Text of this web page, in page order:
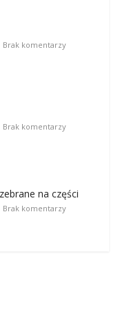
Brak komentarzy
Brak komentarzy
na części
Brak komentarzy